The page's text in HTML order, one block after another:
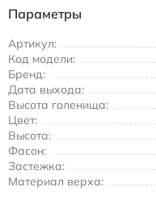
легкость. Белый цвет с
современный и модный
мальчиков, так и для
Модель оснащена
надежную фиксацию
резиновыми вставками
снижает нагрузку при
занятий в школе или
Легкие и дышащие, они
всего дня. Низкий крой
любого сезона, кроме
Параметры
Артикул:
Код модели:
Бренд:
Дата выхода:
Высота голенища:
Цвет:
Высота:
Фасон:
Застежка:
Материал верха: